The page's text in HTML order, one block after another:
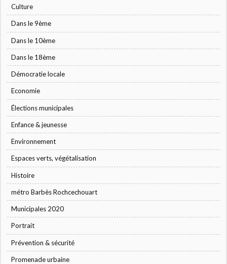
Culture
Dans le 9ème
Dans le 10ème
Dans le 18ème
Démocratie locale
Economie
Élections municipales
Enfance & jeunesse
Environnement
Espaces verts, végétalisation
Histoire
métro Barbès Rochcechouart
Municipales 2020
Portrait
Prévention & sécurité
Promenade urbaine